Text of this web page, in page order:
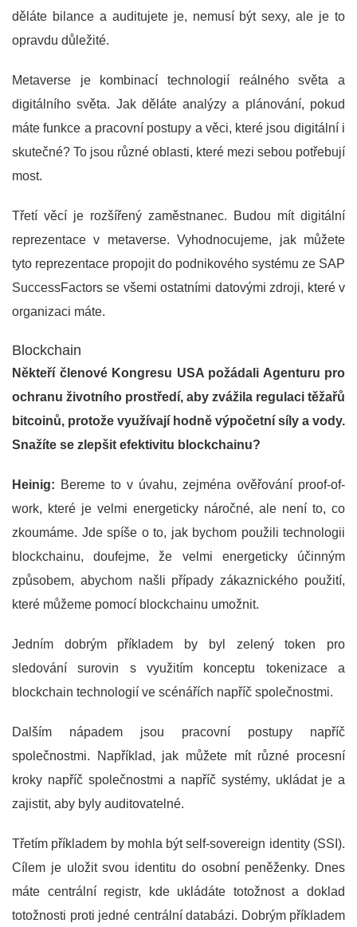
děláte bilance a auditujete je, nemusí být sexy, ale je to
opravdu důležité.
Metaverse je kombinací technologií reálného světa a
digitálního světa. Jak děláte analýzy a plánování, pokud
máte funkce a pracovní postupy a věci, které jsou digitální i
skutečné? To jsou různé oblasti, které mezi sebou potřebují
most.
Třetí věcí je rozšířený zaměstnanec. Budou mít digitální
reprezentace v metaverse. Vyhodnocujeme, jak můžete
tyto reprezentace propojit do podnikového systému ze SAP
SuccessFactors se všemi ostatními datovými zdroji, které v
organizaci máte.
Blockchain
Někteří členové Kongresu USA požádali Agenturu pro
ochranu životního prostředí, aby zvážila regulaci těžařů
bitcoinů, protože využívají hodně výpočetní síly a vody.
Snažíte se zlepšit efektivitu blockchainu?
Heinig: Bereme to v úvahu, zejména ověřování proof-of-
work, které je velmi energeticky náročné, ale není to, co
zkoumáme. Jde spíše o to, jak bychom použili technologii
blockchainu, doufejme, že velmi energeticky účinným
způsobem, abychom našli případy zákaznického použití,
které můžeme pomocí blockchainu umožnit.
Jedním dobrým příkladem by byl zelený token pro
sledování surovin s využitím konceptu tokenizace a
blockchain technologií ve scénářích napříč společnostmi.
Dalším nápadem jsou pracovní postupy napříč
společnostmi. Například, jak můžete mít různé procesní
kroky napříč společnostmi a napříč systémy, ukládat je a
zajistit, aby byly auditovatelné.
Třetím příkladem by mohla být self-sovereign identity (SSI).
Cílem je uložit svou identitu do osobní peněženky. Dnes
máte centrální registr, kde ukládáte totožnost a doklad
totožnosti proti jedné centrální databázi. Dobrým příkladem